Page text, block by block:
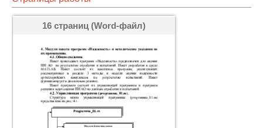
16 страниц (Word-файл)